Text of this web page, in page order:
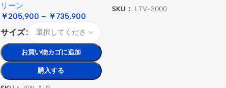
リーン
￥205,900 – ￥735,900
サイズ
お買い物カゴに追加
購入する
SKU： LTV-3000